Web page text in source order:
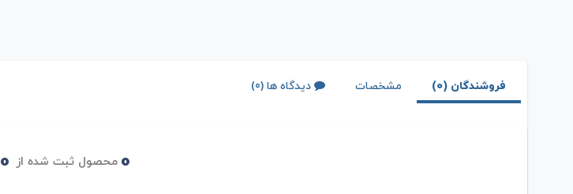
فروشندگان (0) مشخصات دیدگاه ها (0)
0 محصول ثبت شده از 0